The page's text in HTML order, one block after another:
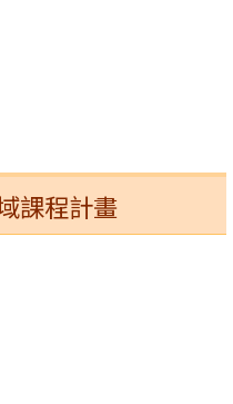
課程計畫